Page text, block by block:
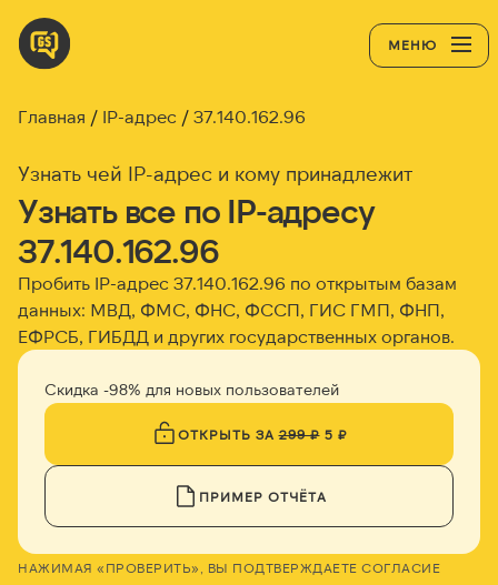
МЕНЮ
Главная IP-адрес 37.140.162.96
Узнать чей IP-адрес и кому принадлежит
Узнать все по IP-адресу
37.140.162.96
Пробить IP-адрес 37.140.162.96 по открытым базам
данных: МВД, ФМС, ФНС, ФССП, ГИС ГМП, ФНП,
ЕФРСБ, ГИБДД и других государственных органов.
Скидка -98% для новых пользователей
ОТКРЫТЬ ЗА299 ₽5 ₽
ПРИМЕР ОТЧЁТА
НАЖИМАЯ «ПРОВЕРИТЬ», ВЫ ПОДТВЕРЖДАЕТЕ СОГЛАСИЕ